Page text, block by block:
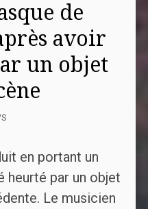
de
avoir
un objet
en portant un
heurté par un objet
Le musicien